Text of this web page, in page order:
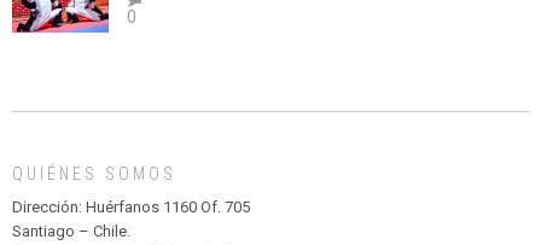
abuso”
Y
MADAGASCAR
PARQUE
HURATDO
0
QUIÉNES SOMOS
Dirección: Huérfanos 1160 Of. 705
Santiago – Chile.